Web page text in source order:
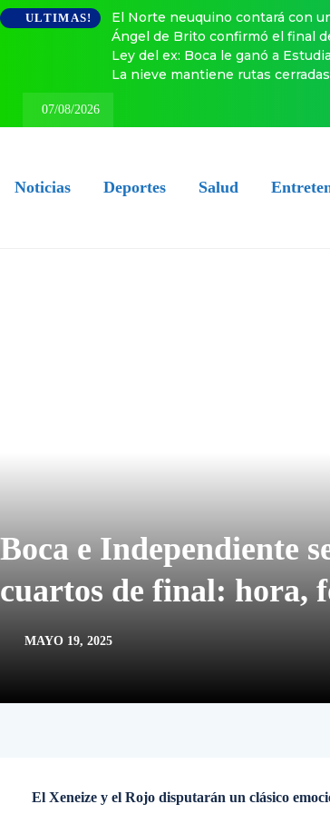
ULTIMAS!
El Norte neuquino contará con
Ángel de Brito confirmó el final
Ley del ex: Boca le ganó a
La nieve mantiene rutas
07/08/2026
Noticias Deportes Salud
Boca e Independiente
cuartos de final: hora,
MAYO 19, 2025
El Xeneize y el Rojo disputarán un clásico